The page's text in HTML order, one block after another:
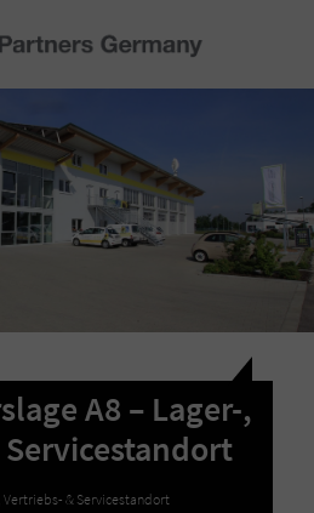
A8 – Lager-,
Vertriebs- & Servicestandort